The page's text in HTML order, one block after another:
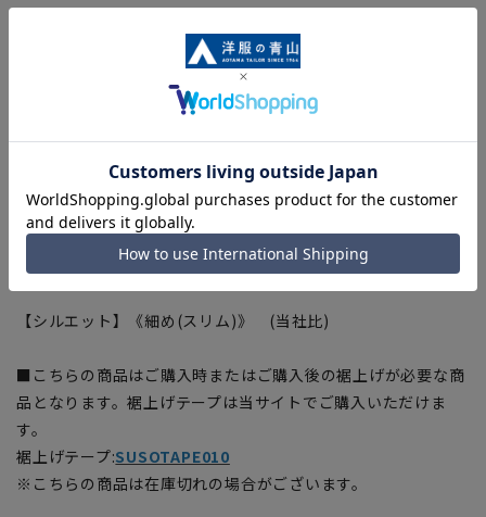
スッキリとスマートなノータックスタイルのスタイリッシュス
ラックスです。ウールとポリエステルの混合素材で、シワが入
【仕様・機能】
■保温
裏起毛の素材を使用、寒い日でも快適に過ごせます。
【シルエット】《細め(スリム)》 (当社比)
■こちらの商品はご購入時またはご購入後の裾上げが必要な商
品となります。裾上げテープは当サイトでご購入いただけま
す。
裾上げテープ:SUSOTAPE010
※こちらの商品は在庫切れの場合がございます。